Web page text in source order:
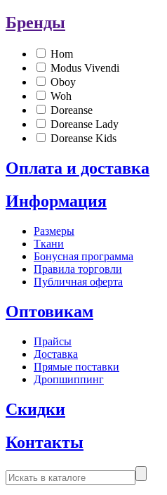
Бренды
Hom
Modus Vivendi
Oboy
Woh
Doreanse
Doreanse Lady
Doreanse Kids
Оплата и доставка
Информация
Размеры
Ткани
Бонусная программа
Правила торговли
Публичная оферта
Оптовикам
Прайсы
Доставка
Прямые поставки
Дропшиппинг
Скидки
Контакты